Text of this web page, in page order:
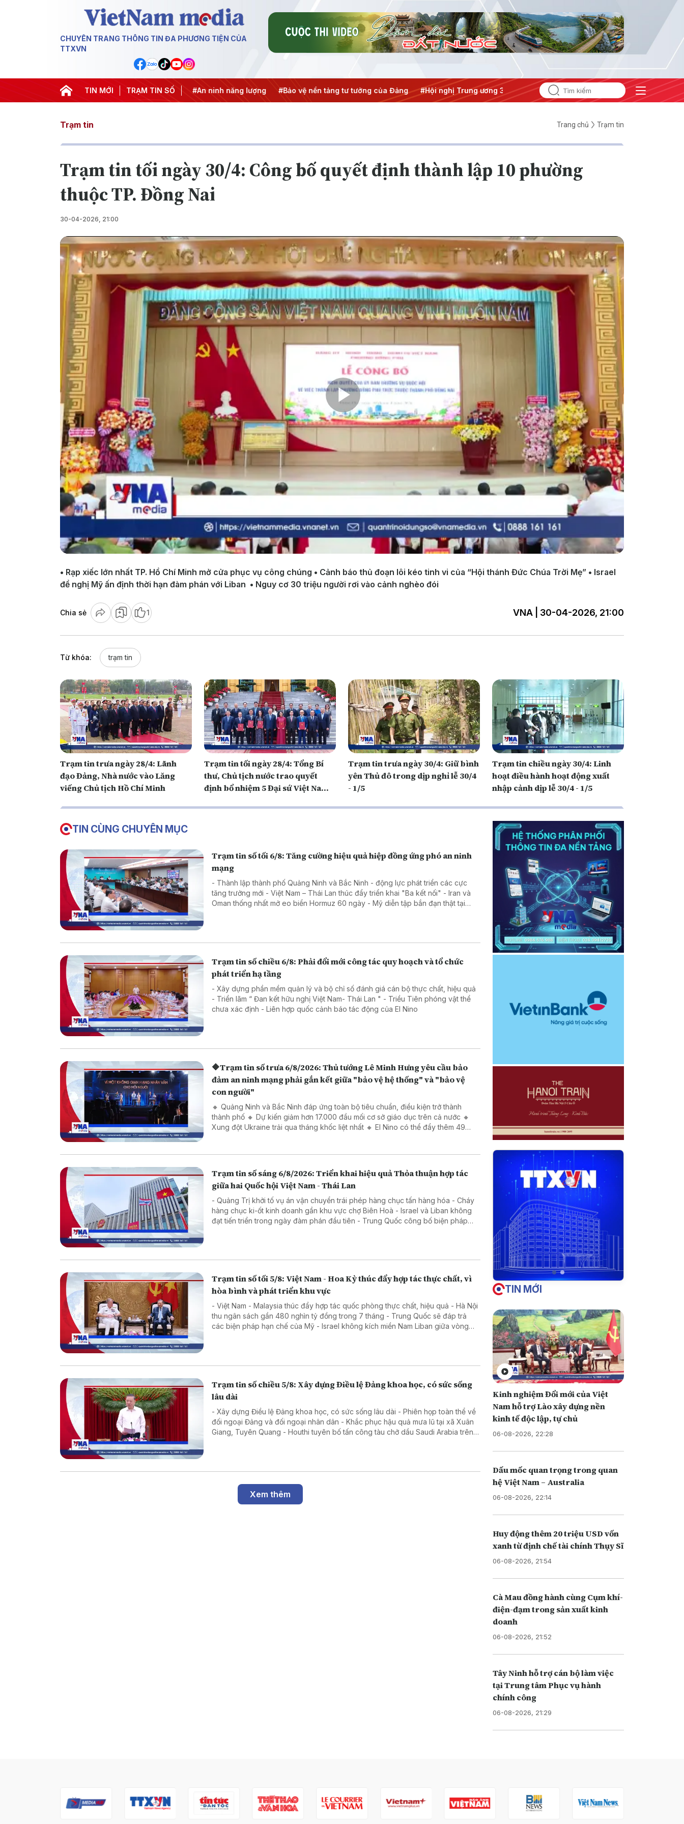
CHUYÊN TRANG THÔNG TIN ĐA PHƯƠNG TIỆN CỦA
TTXVN
TIN MỚI TRẠM TIN SỐ
#Căng thẳng Trung Đông #An ninh năng lượng #Bảo vệ nền tảng tư tưởng của Đảng #Hội nghị Trung ương 3 #Đưa Nghị quyết thành hành động
Trạm tin Trang chủ Trạm tin
Trạm tin tối ngày 30/4: Công bố quyết định thành lập 10 phường
thuộc TP. Đồng Nai
30-04-2026, 21:00
Play
Video
• Rạp xiếc lớn nhất TP. Hồ Chí Minh mở cửa phục vụ công chúng • Cảnh báo thủ đoạn lôi kéo tinh vi của “Hội thánh Đức Chúa Trời Mẹ” • Israel
đề nghị Mỹ ấn định thời hạn đàm phán với Liban • Nguy cơ 30 triệu người rơi vào cảnh nghèo đói
Chia sẻ 1 VNA | 30-04-2026, 21:00
Từ khóa: trạm tin
Trạm tin trưa ngày 28/4: Lãnh
đạo Đảng, Nhà nước vào Lăng
viếng Chủ tịch Hồ Chí Minh
Trạm tin tối ngày 28/4: Tổng Bí
thư, Chủ tịch nước trao quyết
định bổ nhiệm 5 Đại sứ Việt Nam
Trạm tin trưa ngày 30/4: Giữ bình
yên Thủ đô trong dịp nghỉ lễ 30/4
- 1/5
Trạm tin chiều ngày 30/4: Linh
hoạt điều hành hoạt động xuất
nhập cảnh dịp lễ 30/4 - 1/5
TIN CÙNG CHUYÊN MỤC
Trạm tin số tối 6/8: Tăng cường hiệu quả hiệp đồng ứng phó an ninh
mạng
- Thành lập thành phố Quảng Ninh và Bắc Ninh - động lực phát triển các cực
tăng trưởng mới - Việt Nam – Thái Lan thúc đẩy triển khai "Ba kết nối" - Iran và
Oman thống nhất mở eo biển Hormuz 60 ngày - Mỹ diễn tập bắn đạn thật tại
Trạm tin số chiều 6/8: Phải đổi mới công tác quy hoạch và tổ chức
phát triển hạ tầng
- Xây dựng phần mềm quản lý và bộ chỉ số đánh giá cán bộ thực chất, hiệu quả
- Triển lãm “ Đan kết hữu nghị Việt Nam- Thái Lan " - Triều Tiên phóng vật thể
chưa xác định - Liên hợp quốc cảnh báo tác động của El Nino
🔶Trạm tin số trưa 6/8/2026: Thủ tướng Lê Minh Hưng yêu cầu bảo
đảm an ninh mạng phải gắn kết giữa "bảo vệ hệ thống" và "bảo vệ
con người"
🔸 Quảng Ninh và Bắc Ninh đáp ứng toàn bộ tiêu chuẩn, điều kiện trở thành
thành phố 🔸 Dự kiến giảm hơn 17.000 đầu mối cơ sở giáo dục trên cả nước 🔸
Xung đột Ukraine trải qua tháng khốc liệt nhất 🔸 El Nino có thể đẩy thêm 49
Trạm tin số sáng 6/8/2026: Triển khai hiệu quả Thỏa thuận hợp tác
giữa hai Quốc hội Việt Nam - Thái Lan
- Quảng Trị khởi tố vụ án vận chuyển trái phép hàng chục tấn hàng hóa - Cháy
hàng chục ki-ốt kinh doanh gần khu vực chợ Biên Hoà - Israel và Liban không
đạt tiến triển trong ngày đàm phán đầu tiên - Trung Quốc công bố biện pháp
Trạm tin số tối 5/8: Việt Nam - Hoa Kỳ thúc đẩy hợp tác thực chất, vì
hòa bình và phát triển khu vực
- Việt Nam - Malaysia thúc đẩy hợp tác quốc phòng thực chất, hiệu quả - Hà Nội
thu ngân sách gần 480 nghìn tỷ đồng trong 7 tháng - Trung Quốc sẽ đáp trả
các biện pháp hạn chế của Mỹ - Israel không kích miền Nam Liban giữa vòng
Trạm tin số chiều 5/8: Xây dựng Điều lệ Đảng khoa học, có sức sống
lâu dài
- Xây dựng Điều lệ Đảng khoa học, có sức sống lâu dài - Phiên họp toàn thể về
đối ngoại Đảng và đối ngoại nhân dân - Khắc phục hậu quả mưa lũ tại xã Xuân
Giang, Tuyên Quang - Houthi tuyên bố tấn công tàu chở dầu Saudi Arabia trên
Xem thêm
TIN MỚI
Kinh nghiệm Đổi mới của Việt
Nam hỗ trợ Lào xây dựng nền
kinh tế độc lập, tự chủ
06-08-2026, 22:28
Dấu mốc quan trọng trong quan
hệ Việt Nam – Australia
06-08-2026, 22:14
Huy động thêm 20 triệu USD vốn
xanh từ định chế tài chính Thụy Sĩ
06-08-2026, 21:54
Cà Mau đồng hành cùng Cụm khí-
điện-đạm trong sản xuất kinh
doanh
06-08-2026, 21:52
Tây Ninh hỗ trợ cán bộ làm việc
tại Trung tâm Phục vụ hành
chính công
06-08-2026, 21:29